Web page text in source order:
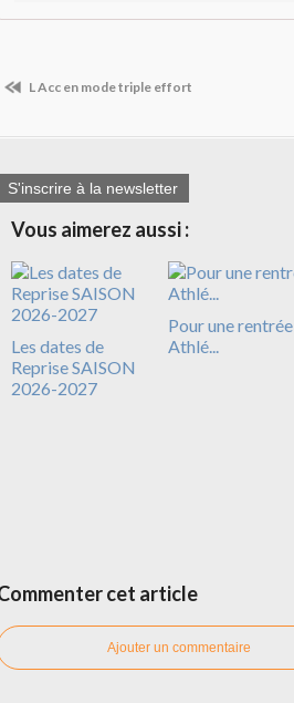
L Acc en mode triple effort
S'inscrire à la newsletter
Vous aimerez aussi :
Les dates de
Reprise SAISON
2026-2027
Pour une rentrée
Athlé...
cet article
Ajouter un commentaire